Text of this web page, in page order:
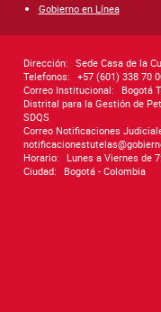
Gobierno en Línea
Dirección: Sede Casa de la
Telefonos: +57 (601) 338 70
Correo Institucional:
Bogotá
Distrital para la Gestión de
SDQS
Correo Notificaciones
Horario:
Lunes a Viernes de
Ciudad:
Bogotá - Colombia